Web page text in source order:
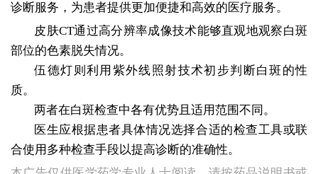
诊断服务，为患者提供更加便捷和高效的医疗服务。
皮肤CT通过高分辨率成像技术能够直观地观察白斑
部位的色素脱失情况。
伍德灯则利用紫外线照射技术初步判断白斑的性
质。
两者在白斑检查中各有优势且适用范围不同。
医生应根据患者具体情况选择合适的检查工具或联
合使用多种检查手段以提高诊断的准确性。